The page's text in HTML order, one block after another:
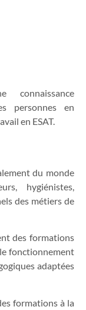
connaissance
personnes en
en ESAT.
du monde
hygiénistes,
des métiers de
des formations
fonctionnement
adaptées
formations à la